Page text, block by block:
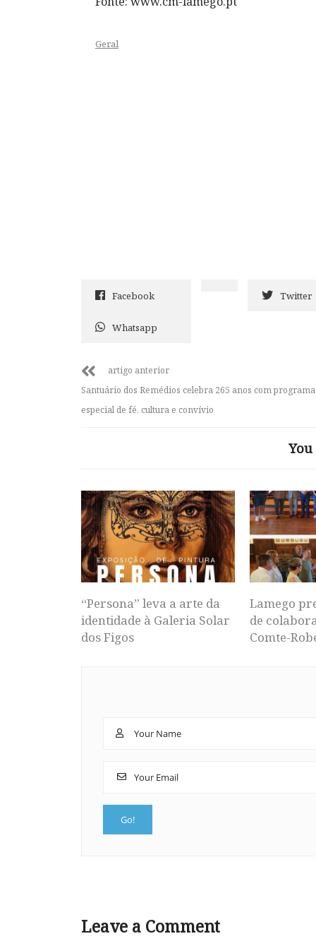
Geral
Facebook Twitter
Whatsapp
artigo anterior
Santuário dos Remédios celebra 265 anos com programa
especial de fé, cultura e convívio
“Persona” leva a arte da
identidade à Galeria Solar
dos Figos
Lamego
de
Comte-
Leave a Comment